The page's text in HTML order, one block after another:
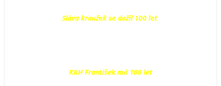
Sláva kroužek se dožil 100 let
KKH František má 100 let